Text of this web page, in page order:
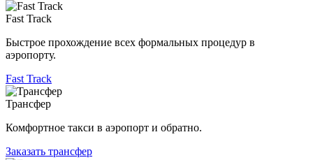
Fast Track
Быстрое прохождение всех формальных процедур в
аэропорту.
Fast Track
Трансфер
Комфортное такси в аэропорт и обратно.
Заказать трансфер